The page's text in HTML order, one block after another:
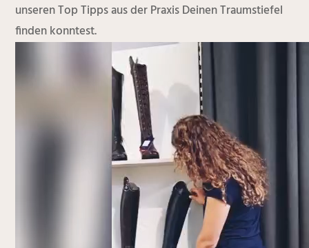
unseren Top Tipps aus der Praxis Deinen Traumstiefel
finden konntest.